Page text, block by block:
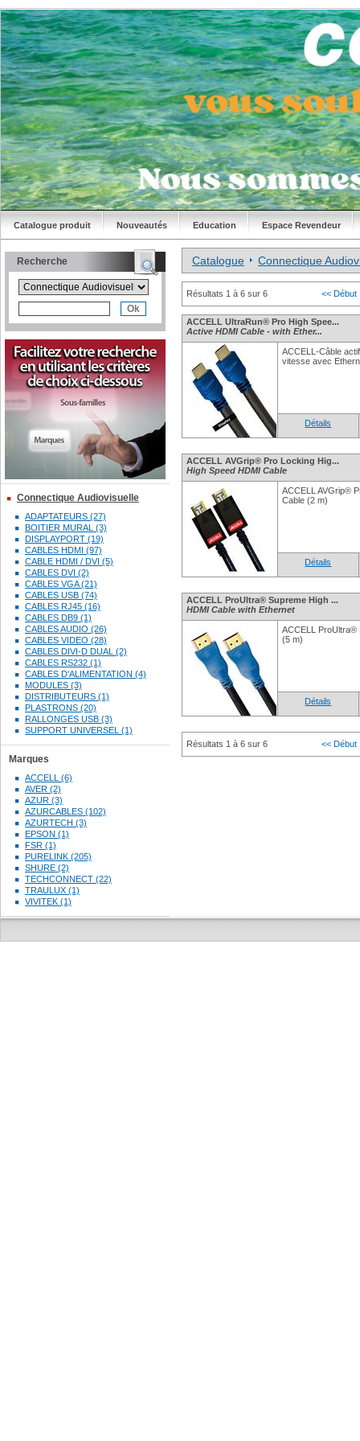
Catalogue produit Nouveautés Education Espace Revendeur
Recherche
Connectique Audiovisuelle
ADAPTATEURS (27)
BOITIER MURAL (3)
DISPLAYPORT (19)
CABLES HDMI (97)
CABLE HDMI / DVI (5)
CABLES DVI (2)
CABLES VGA (21)
CABLES USB (74)
CABLES RJ45 (16)
CABLES DB9 (1)
CABLES AUDIO (26)
CABLES VIDEO (28)
CABLES DIVI-D DUAL (2)
CABLES RS232 (1)
CABLES D'ALIMENTATION (4)
MODULES (3)
DISTRIBUTEURS (1)
PLASTRONS (20)
RALLONGES USB (3)
SUPPORT UNIVERSEL (1)
Marques
ACCELL (6)
AVER (2)
AZUR (3)
AZURCABLES (102)
AZURTECH (3)
EPSON (1)
FSR (1)
PURELINK (205)
SHURE (2)
TECHCONNECT (22)
TRAULUX (1)
VIVITEK (1)
Catalogue Connectique
Résultats 1 à 6 sur 6 << Début
ACCELL UltraRun® Pro High Spee...
Active HDMI Cable - with Ether...
ACCELL-Câble
vitesse avec
Détails
ACCELL AVGrip® Pro Locking Hig...
High Speed HDMI Cable
ACCELL AVGrip®
Cable (2 m)
Détails
ACCELL ProUltra® Supreme High ...
HDMI Cable with Ethernet
ACCELL ProUltra®
(5 m)
Détails
Résultats 1 à 6 sur 6 << Début